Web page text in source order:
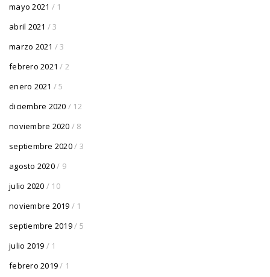
mayo 2021 / 1
abril 2021 / 3
marzo 2021 / 3
febrero 2021 / 2
enero 2021 / 5
diciembre 2020 / 12
noviembre 2020 / 8
septiembre 2020/ 3
agosto 2020/ 9
julio 2020 / 10
noviembre 2019 / 1
septiembre 2019/ 5
julio 2019 / 1
febrero 2019/ 1